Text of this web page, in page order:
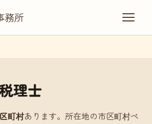
務所
理士
町村あります。所在地の市区町村ペ